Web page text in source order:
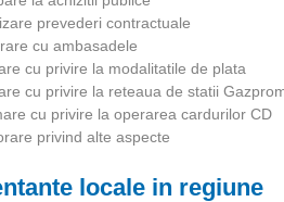
prevederi contractuale
cu ambasadele
cu privire la modalitatile de plata
cu privire la reteaua de statii
cu privire la operarea cardurilor CD
privind alte aspecte
locale in regiune